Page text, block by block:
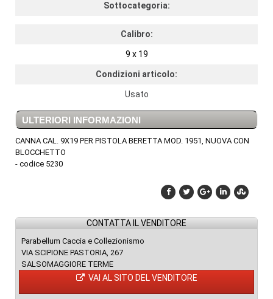
Sottocategoria:
Calibro:
9 x 19
Condizioni articolo:
Usato
ULTERIORI INFORMAZIONI
CANNA CAL. 9X19 PER PISTOLA BERETTA MOD. 1951, NUOVA CON
BLOCCHETTO
- codice 5230
CONTATTA IL VENDITORE
Parabellum Caccia e Collezionismo
VIA SCIPIONE PASTORIA, 267
SALSOMAGGIORE TERME
VAI AL SITO DEL VENDITORE